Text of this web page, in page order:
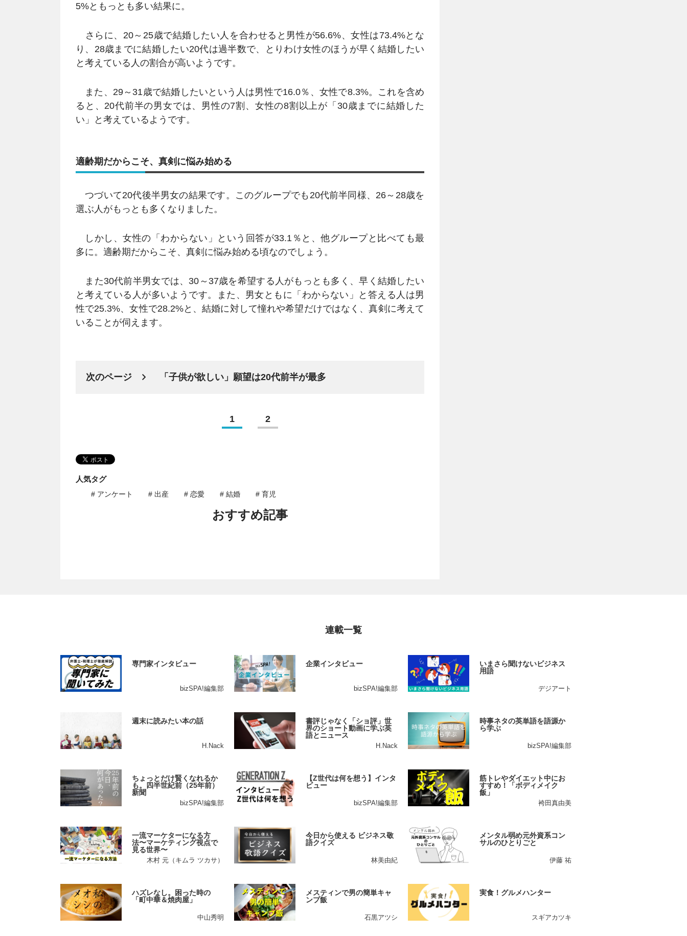
5%ともっとも多い結果に。
さらに、20～25歳で結婚したい人を合わせると男性が56.6%、女性は73.4%とな
り、28歳までに結婚したい20代は過半数で、とりわけ女性のほうが早く結婚したい
と考えている人の割合が高いようです。
また、29～31歳で結婚したいという人は男性で16.0％、女性で8.3%。これを含め
ると、20代前半の男女では、男性の7割、女性の8割以上が「30歳までに結婚した
い」と考えているようです。
適齢期だからこそ、真剣に悩み始める
つづいて20代後半男女の結果です。このグループでも20代前半同様、26～28歳を
選ぶ人がもっとも多くなりました。
しかし、女性の「わからない」という回答が33.1％と、他グループと比べても最
多に。適齢期だからこそ、真剣に悩み始める頃なのでしょう。
また30代前半男女では、30～37歳を希望する人がもっとも多く、早く結婚したい
と考えている人が多いようです。また、男女ともに「わからない」と答える人は男
性で25.3%、女性で28.2%と、結婚に対して憧れや希望だけではなく、真剣に考えて
いることが伺えます。
次のページ 「子供が欲しい」願望は20代前半が最多
1 2
人気タグ
# アンケート # 出産 # 恋愛 # 結婚 # 育児
おすすめ記事
連載一覧
専門家インタビュー
bizSPA!編集部
企業インタビュー
bizSPA!編集部
いまさら聞けないビジネス
用語
デジアート
週末に読みたい本の話
H.Nack
書評じゃなく「ショ評」世
界のショート動画に学ぶ英
語とニュース
H.Nack
時事ネタの英単語を語源か
ら学ぶ
bizSPA!編集部
ちょっとだけ賢くなれるか
も。四半世紀前（25年前）
新聞
bizSPA!編集部
【Z世代は何を想う】インタ
ビュー
bizSPA!編集部
筋トレやダイエット中にお
すすめ！「ボディメイク
飯」
袴田真由美
一流マーケターになる方
法〜マーケティング視点で
見る世界〜
木村 元（キムラ ツカサ）
今日から使える ビジネス敬
語クイズ
林美由紀
メンタル弱め元外資系コン
サルのひとりごと
伊藤 祐
ハズレなし。困った時の
「町中華＆焼肉屋」
中山秀明
メスティンで男の簡単キャ
ンプ飯
石黒アツシ
実食！グルメハンター
スギアカツキ